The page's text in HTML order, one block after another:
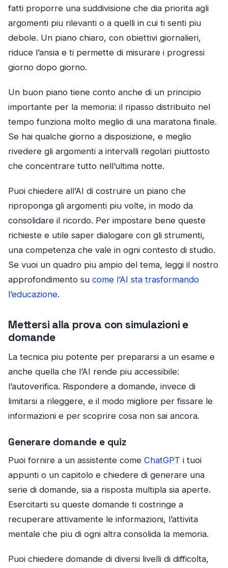
fatti proporre una suddivisione che dia priorita agli
argomenti piu rilevanti o a quelli in cui ti senti piu
debole. Un piano chiaro, con obiettivi giornalieri,
riduce l’ansia e ti permette di misurare i progressi
giorno dopo giorno.
Un buon piano tiene conto anche di un principio
importante per la memoria: il ripasso distribuito nel
tempo funziona molto meglio di una maratona finale.
Se hai qualche giorno a disposizione, e meglio
rivedere gli argomenti a intervalli regolari piuttosto
che concentrare tutto nell’ultima notte.
Puoi chiedere all’AI di costruire un piano che
riproponga gli argomenti piu volte, in modo da
consolidare il ricordo. Per impostare bene queste
richieste e utile saper dialogare con gli strumenti,
una competenza che vale in ogni contesto di studio.
Se vuoi un quadro piu ampio del tema, leggi il nostro
approfondimento su come l’AI sta trasformando
l’educazione.
Mettersi alla prova con simulazioni e
domande
La tecnica piu potente per prepararsi a un esame e
anche quella che l’AI rende piu accessibile:
l’autoverifica. Rispondere a domande, invece di
limitarsi a rileggere, e il modo migliore per fissare le
informazioni e per scoprire cosa non sai ancora.
Generare domande e quiz
Puoi fornire a un assistente come ChatGPT i tuoi
appunti o un capitolo e chiedere di generare una
serie di domande, sia a risposta multipla sia aperte.
Esercitarti su queste domande ti costringe a
recuperare attivamente le informazioni, l’attivita
mentale che piu di ogni altra consolida la memoria.
Puoi chiedere domande di diversi livelli di difficolta,